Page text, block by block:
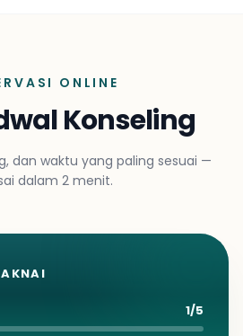
ONLINE
Konseling
dan waktu yang paling sesuai —
dalam 2 menit.
1/5